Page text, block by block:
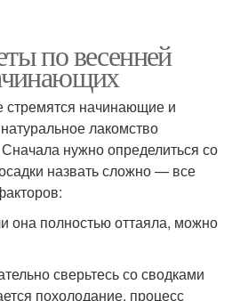
по весенней
стремятся начинающие и
лакомство
Сначала нужно определиться со
назвать сложно — все
она полностью оттаяла, можно
сверьтесь со сводками
похолодание, процесс